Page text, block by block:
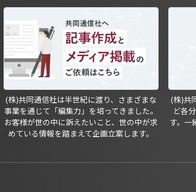
(株)共同通信社は半世紀に渡り、さまざまな
事業を通じて「編集力」を培ってきました。
お客様が世の中に訴えたいこと、世の中が求
めている情報を踏まえて企画立案します。
(株)共
ど各
す。一